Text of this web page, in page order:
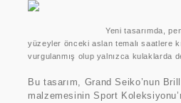
Yeni tasarımda, pençeyi
yüzeyler önceki aslan temalı saatlere
vurgulanmış olup yalnızca kulaklarda
Bu tasarım, Grand Seiko’nun
malzemesinin Sport